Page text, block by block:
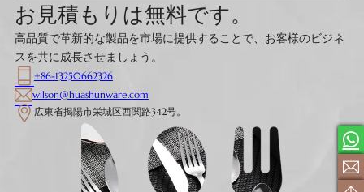
お見積もりは無料です。
高品質で革新的な製品を市場に提供することで、お客様のビジネ
スを共に成長させましょう。
+86-13250662326
wilson@huashunware.com
広東省揭陽市栄城区西関路342号。